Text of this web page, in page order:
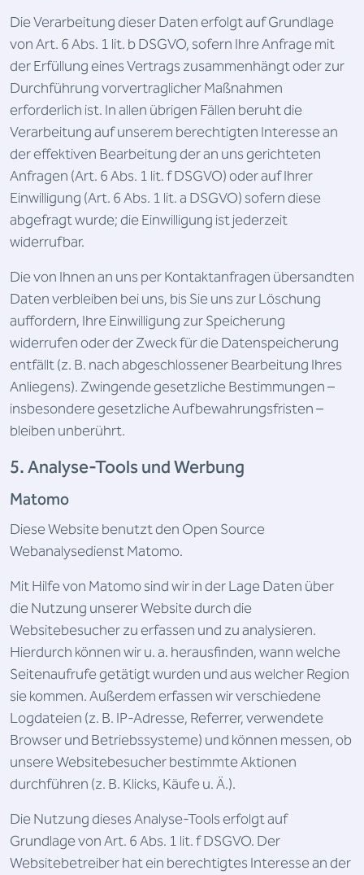
Die Verarbeitung dieser Daten erfolgt auf Grundlage
von Art. 6 Abs. 1 lit. b DSGVO, sofern Ihre Anfrage mit
der Erfüllung eines Vertrags zusammenhängt oder zur
Durchführung vorvertraglicher Maßnahmen
erforderlich ist. In allen übrigen Fällen beruht die
Verarbeitung auf unserem berechtigten Interesse an
der effektiven Bearbeitung der an uns gerichteten
Anfragen (Art. 6 Abs. 1 lit. f DSGVO) oder auf Ihrer
Einwilligung (Art. 6 Abs. 1 lit. a DSGVO) sofern diese
abgefragt wurde; die Einwilligung ist jederzeit
widerrufbar.
Die von Ihnen an uns per Kontaktanfragen übersandten
Daten verbleiben bei uns, bis Sie uns zur Löschung
auffordern, Ihre Einwilligung zur Speicherung
widerrufen oder der Zweck für die Datenspeicherung
entfällt (z. B. nach abgeschlossener Bearbeitung Ihres
Anliegens). Zwingende gesetzliche Bestimmungen –
insbesondere gesetzliche Aufbewahrungsfristen –
bleiben unberührt.
5. Analyse-Tools und Werbung
Matomo
Diese Website benutzt den Open Source
Webanalysedienst Matomo.
Mit Hilfe von Matomo sind wir in der Lage Daten über
die Nutzung unserer Website durch die
Websitebesucher zu erfassen und zu analysieren.
Hierdurch können wir u. a. herausfinden, wann welche
Seitenaufrufe getätigt wurden und aus welcher Region
sie kommen. Außerdem erfassen wir verschiedene
Logdateien (z. B. IP-Adresse, Referrer, verwendete
Browser und Betriebssysteme) und können messen, ob
unsere Websitebesucher bestimmte Aktionen
durchführen (z. B. Klicks, Käufe u. Ä.).
Die Nutzung dieses Analyse-Tools erfolgt auf
Grundlage von Art. 6 Abs. 1 lit. f DSGVO. Der
Websitebetreiber hat ein berechtigtes Interesse an der